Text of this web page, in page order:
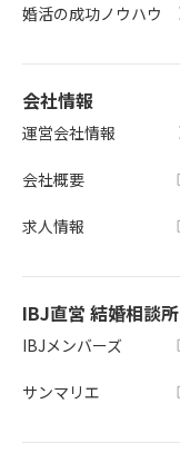
婚活の成功ノウハウ
会社情報
運営会社情報
会社概要
求人情報
IBJ直営 結婚相談所
IBJメンバーズ
サンマリエ